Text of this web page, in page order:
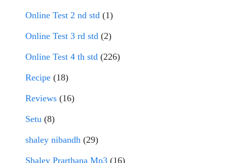
Online Test 2 nd std (1)
Online Test 3 rd std (2)
Online Test 4 th std (226)
Recipe (18)
Reviews (16)
Setu (8)
shaley nibandh (29)
Shaley Prarthana Mp3 (16)